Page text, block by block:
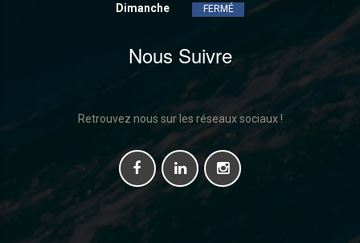
Dimanche
FERMÉ
Nous Suivre
Retrouvez nous sur les réseaux sociaux !